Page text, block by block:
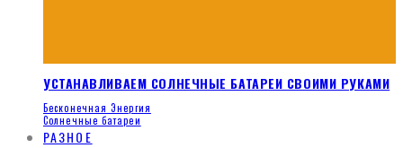
УСТАНАВЛИВАЕМ СОЛНЕЧНЫЕ БАТАРЕИ СВОИМИ РУКАМИ
Бесконечная Энергия
Солнечные батареи
РАЗНОЕ